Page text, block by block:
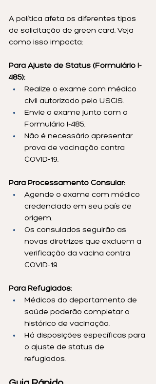
A política afeta os diferentes tipos
de solicitação de green card. Veja
como isso impacta:
Para Ajuste de Status (Formulário I-
485):
Realize o exame com médico
civil autorizado pelo USCIS.
Envie o exame junto com o
Formulário I-485.
Não é necessário apresentar
prova de vacinação contra
COVID-19.
Para Processamento Consular:
Agende o exame com médico
credenciado em seu país de
origem.
Os consulados seguirão as
novas diretrizes que excluem a
verificação da vacina contra
COVID-19.
Para Refugiados:
Médicos do departamento de
saúde poderão completar o
histórico de vacinação.
Há disposições específicas para
o ajuste de status de
refugiados.